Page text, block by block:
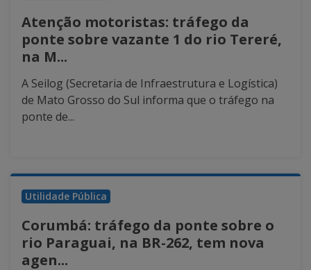
Atenção motoristas: tráfego da
ponte sobre vazante 1 do rio Tereré,
na M...
A Seilog (Secretaria de Infraestrutura e Logística)
de Mato Grosso do Sul informa que o tráfego na
ponte de...
Utilidade Pública
Corumbá: tráfego da ponte sobre o
rio Paraguai, na BR-262, tem nova
agen...